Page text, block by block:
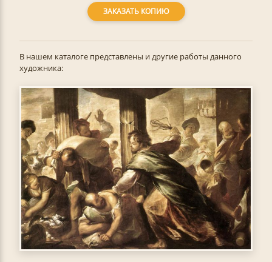
ЗАКАЗАТЬ КОПИЮ
В нашем каталоге представлены и другие работы данного
художника: